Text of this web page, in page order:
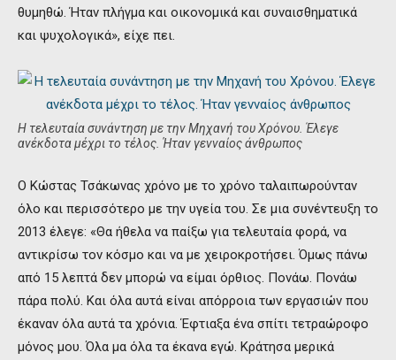
θυμηθώ. Ήταν πλήγμα και οικονομικά και συναισθηματικά
και ψυχολογικά», είχε πει.
Η τελευταία συνάντηση με την Μηχανή του Χρόνου. Έλεγε
ανέκδοτα μέχρι το τέλος. Ήταν γενναίος άνθρωπος
Ο Κώστας Τσάκωνας χρόνο με το χρόνο ταλαιπωρούνταν
όλο και περισσότερο με την υγεία του. Σε μια συνέντευξη το
2013 έλεγε: «Θα ήθελα να παίξω για τελευταία φορά, να
αντικρίσω τον κόσμο και να με χειροκροτήσει. Όμως πάνω
από 15 λεπτά δεν μπορώ να είμαι όρθιος. Πονάω. Πονάω
πάρα πολύ. Και όλα αυτά είναι απόρροια των εργασιών που
έκαναν όλα αυτά τα χρόνια. Έφτιαξα ένα σπίτι τετραώροφο
μόνος μου. Όλα μα όλα τα έκανα εγώ. Κράτησα μερικά